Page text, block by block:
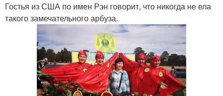
Гостья из США по имен Рэн говорит, что никогда не ела
такого замечательного арбуза.